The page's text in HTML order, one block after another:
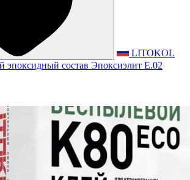
LITOKOL
эпоксидный состав Эпоксиэлит E.02